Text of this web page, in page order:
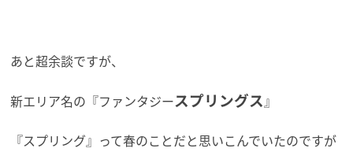
あと超余談ですが、
新エリア名の『ファンタジースプリングス』
『スプリング』って春のことだと思いこんでいたのですが